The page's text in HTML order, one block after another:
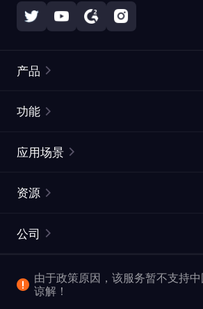
产品
静态住宅代理
网页抓取 API
视频下载 API
功能
ISP代理
ProxySite
应用场景
市场研究
爬行和索引
资源
常见问题解答
位置
公司
企业服务
由于政策原因，该服务暂不支持
谅解！